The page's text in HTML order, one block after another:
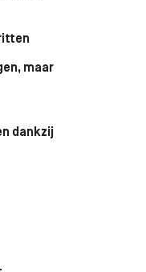
maar
dankzij